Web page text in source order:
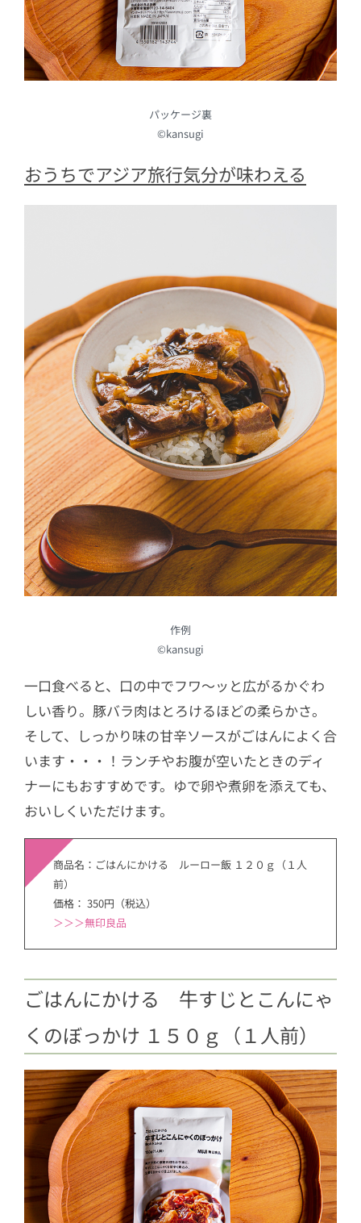
パッケージ裏
©kansugi
おうちでアジア旅行気分が味わえる
作例
©kansugi
一口食べると、口の中でフワ〜ッと広がるかぐわ
しい香り。豚バラ肉はとろけるほどの柔らかさ。
そして、しっかり味の甘辛ソースがごはんによく合
います・・・！ランチやお腹が空いたときのディ
ナーにもおすすめです。ゆで卵や煮卵を添えても、
おいしくいただけます。
商品名：ごはんにかける ルーロー飯 １２０ｇ（１人
前）
価格： 350円（税込）
＞＞＞無印良品
ごはんにかける 牛すじとこんにゃ
くのぼっかけ １５０ｇ（１人前）